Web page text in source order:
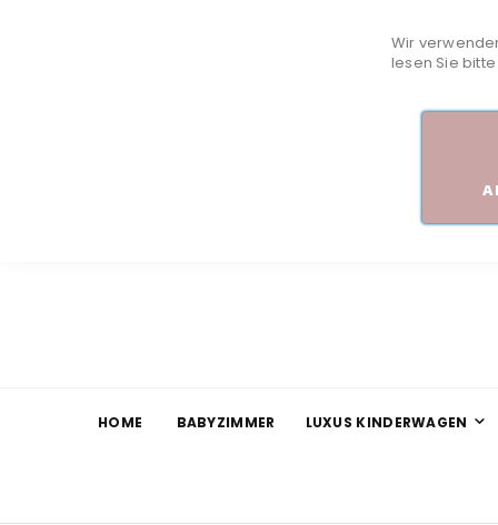
Wir
lesen Sie
HOME BABYZIMMER LUXUS KINDERWAGEN